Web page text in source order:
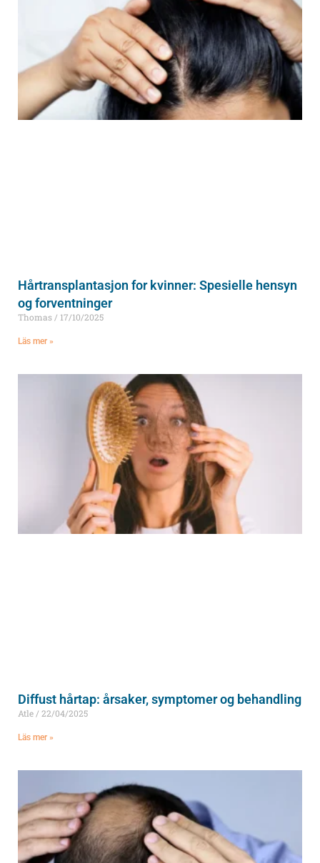
Hårtransplantasjon for kvinner: Spesielle hensyn
og forventninger
Thomas 17/10/2025
Läs mer »
Diffust hårtap: årsaker, symptomer og behandling
Atle 22/04/2025
Läs mer »